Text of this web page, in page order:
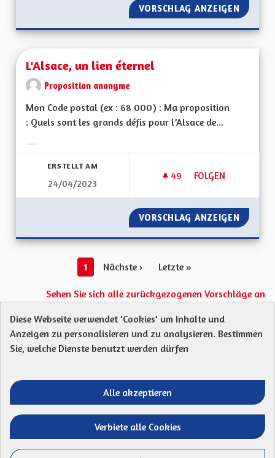
VORSCHLAG ANZEIGEN
L'Alsace, un lien éternel
Proposition anonyme
Mon Code postal (ex : 68 000) : Ma proposition
: Quels sont les grands défis pour l’Alsace de...
ERSTELLT AM
24/04/2023
49 49 FOLLOWER
FOLGEN
L'ALSACE, UN LIEN
VORSCHLAG ANZEIGEN
1 Nächste › Letzte »
Sehen Sie sich alle zurückgezogenen Vorschläge an
Protection des Données
Charte de contribution
Mentions légales
Was sind Gremien?
Standardtitel für initiatives
Open Data Dateien herunterladen
Entre vos mains - Collectivité
Entre vos mains - Collectivité
Entre vos mains - Collectivité
Entre vos mains -
Website mitfreier Software erstellt
.
Diese Webseite verwendet 'Cookies' um Inhalte und
Anzeigen zu personalisieren und zu analysieren. Bestimmen
Sie, welche Dienste benutzt werden dürfen
Alle akzeptieren
Verbiete alle Cookies